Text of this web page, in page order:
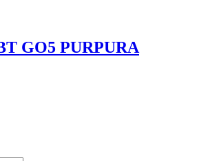
GO5 PURPURA